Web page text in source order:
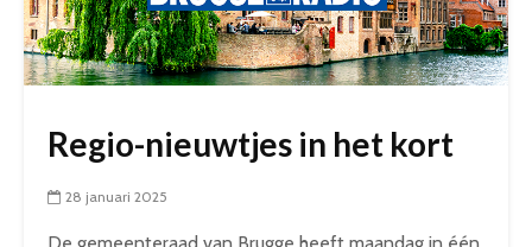
Regio-nieuwtjes in het kort
28 januari 2025